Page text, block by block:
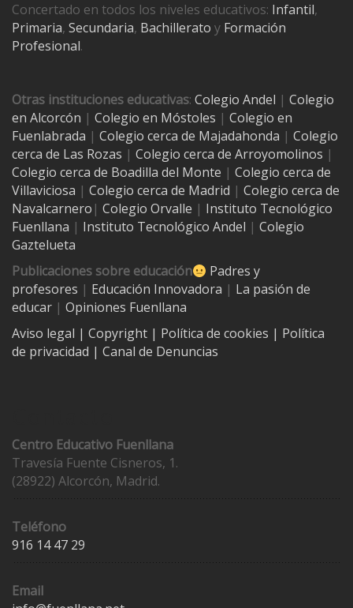
Concertado en todos los niveles educativos: Infantil,
Primaria, Secundaria, Bachillerato y Formación
Profesional.
Otras instituciones educativas: Colegio Andel | Colegio
en Alcorcón | Colegio en Móstoles | Colegio en
Fuenlabrada | Colegio cerca de Majadahonda | Colegio
cerca de Las Rozas | Colegio cerca de Arroyomolinos |
Colegio cerca de Boadilla del Monte | Colegio cerca de
Villaviciosa | Colegio cerca de Madrid | Colegio cerca de
Navalcarnero | Colegio Orvalle | Instituto Tecnológico
Fuenllana | Instituto Tecnológico Andel | Colegio
Gaztelueta
Publicaciones sobre educación
Padres y
profesores | Educación Innovadora | La pasión de
educar | Opiniones Fuenllana
Aviso legal | Copyright | Política de cookies | Política
de privacidad | Canal de Denuncias
Centro Educativo Fuenllana
Travesía Fuente Cisneros, 1.
(28922) Alcorcón, Madrid.
Teléfono
916 14 47 29
Email